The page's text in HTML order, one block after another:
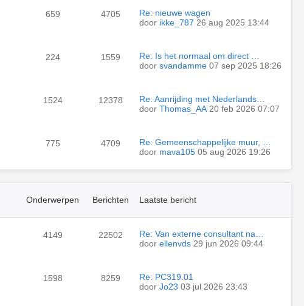
659 4705
Re: nieuwe wagen
door ikke_787 26 aug 2025 13:44
224 1559
Re: Is het normaal om direct …
door svandamme 07 sep 2025 18:26
1524 12378
Re: Aanrijding met Nederlands…
door Thomas_AA 20 feb 2026 07:07
775 4709
Re: Gemeenschappelijke muur, …
door mava105 05 aug 2026 19:26
Onderwerpen Berichten Laatste bericht
4149 22502
Re: Van externe consultant na…
door ellenvds 29 jun 2026 09:44
1598 8259
Re: PC319.01
door Jo23 03 jul 2026 23:43